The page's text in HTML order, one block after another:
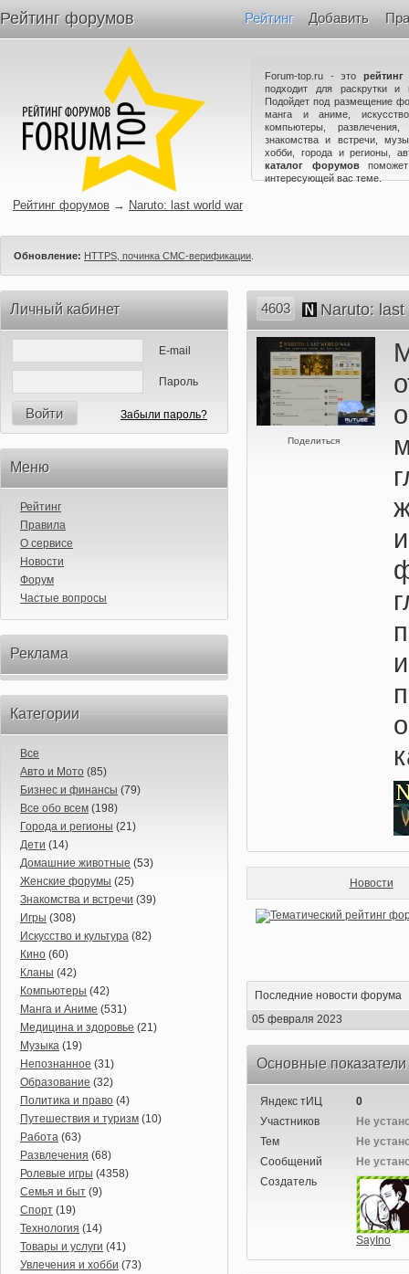
Рейтинг форумов Рейтинг Добавить
Forum-top.ru - это
подходит для раскрутки и
Подойдет под размещение
манга и аниме,
компьютеры,
знакомства и встречи,
хобби, города и регионы,
каталог форумов
интересующей вас теме.
Рейтинг форумов → Naruto: last world war
Обновление: HTTPS, починка СМС-верификации
Личный кабинет
E-mail
Пароль
Войти Забыли пароль?
Меню
Рейтинг
Правила
О сервисе
Новости
Форум
Частые вопросы
Реклама
Категории
Все
Авто и Мото (85)
Бизнес и финансы (79)
Все обо всем (198)
Города и регионы (21)
Дети (14)
Домашние животные (53)
Женские форумы (25)
Знакомства и встречи (39)
Игры (308)
Искусство и культура (82)
Кино (60)
Кланы (42)
Компьютеры (42)
Манга и Аниме (531)
Медицина и здоровье (21)
Музыка (19)
Непознанное (31)
Образование (32)
Политика и право (4)
Путешествия и туризм (10)
Работа (63)
Развлечения (68)
Ролевые игры (4358)
Семья и быт (9)
Спорт (19)
Технология (14)
Товары и услуги (41)
Увлечения и хобби (73)
4603 Naruto:
Поделиться
Новости
Последние новости форума
05 февраля 2023
Основные
Яндекс тИЦ
0
Участников
Не
Тем
Не
Сообщений
Не
Создатель
SayIno